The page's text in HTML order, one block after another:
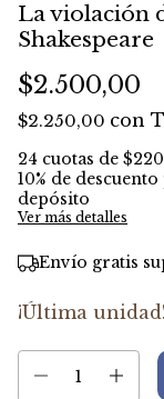
La violación
Shakespeare
$2.500,00
$2.250,00 con
24 cuotas de
10% de descuento
depósito
Ver más detalles
Envío gratis
¡Última unidad!